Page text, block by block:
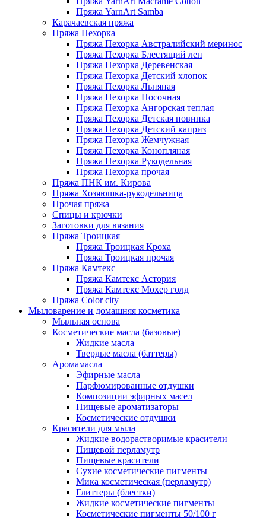
Пряжа YarnArt Samba
Карачаевская пряжа
Пряжа Пехорка
Пряжа Пехорка Австралийский меринос
Пряжа Пехорка Блестящий лен
Пряжа Пехорка Деревенская
Пряжа Пехорка Детский хлопок
Пряжа Пехорка Льняная
Пряжа Пехорка Носочная
Пряжа Пехорка Ангорская теплая
Пряжа Пехорка Детская новинка
Пряжа Пехорка Детский каприз
Пряжа Пехорка Жемчужная
Пряжа Пехорка Конопляная
Пряжа Пехорка Рукодельная
Пряжа Пехорка прочая
Пряжа ПНК им. Кирова
Пряжа Хозяюшка-рукодельница
Прочая пряжа
Спицы и крючки
Заготовки для вязания
Пряжа Троицкая
Пряжа Троицкая Кроха
Пряжа Троицкая прочая
Пряжа Камтекс
Пряжа Камтекс Астория
Пряжа Камтекс Мохер голд
Пряжа Color city
Мыловарение и домашняя косметика
Мыльная основа
Косметические масла (базовые)
Жидкие масла
Твердые масла (баттеры)
Аромамасла
Эфирные масла
Парфюмированные отдушки
Композиции эфирных масел
Пищевые ароматизаторы
Косметические отдушки
Красители для мыла
Жидкие водорастворимые красители
Пищевой перламутр
Пищевые красители
Сухие косметические пигменты
Мика косметическая (перламутр)
Глиттеры (блестки)
Жидкие косметические пигменты
Косметические пигменты 50/100 г